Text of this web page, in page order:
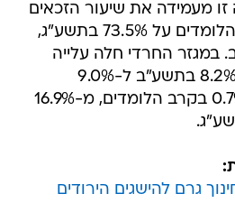
זו מעמידה את שיעור הזכאים
לבגרות הכולל מקרב הלומדים על 73.5% בתשע"ג,
בתשע"ב. במגזר החרדי חלה עלייה
בשיעור של 0.8%, מ-8.2% בתשע"ב ל-9.0%
בתשע"ג, ועלייה של 0.7% בקרב הלומדים, מ-16.9%
גרם להישגים הירודים